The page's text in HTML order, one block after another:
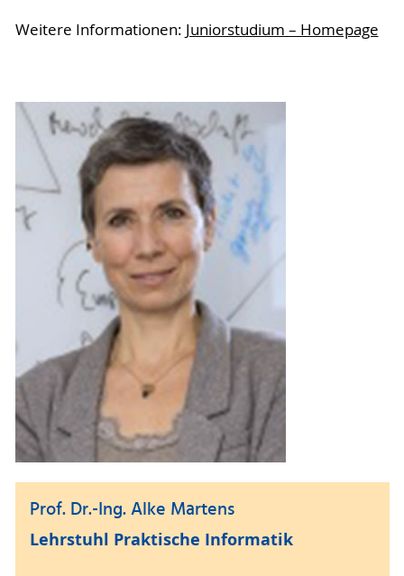
Weitere Informationen: Juniorstudium – Homepage
Prof. Dr.-Ing. Alke Martens
Lehrstuhl Praktische Informatik